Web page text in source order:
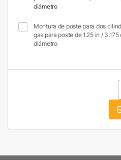
diámetro
Montura de poste para dos
gas para poste de 1.25 in / 3.175
diámetro